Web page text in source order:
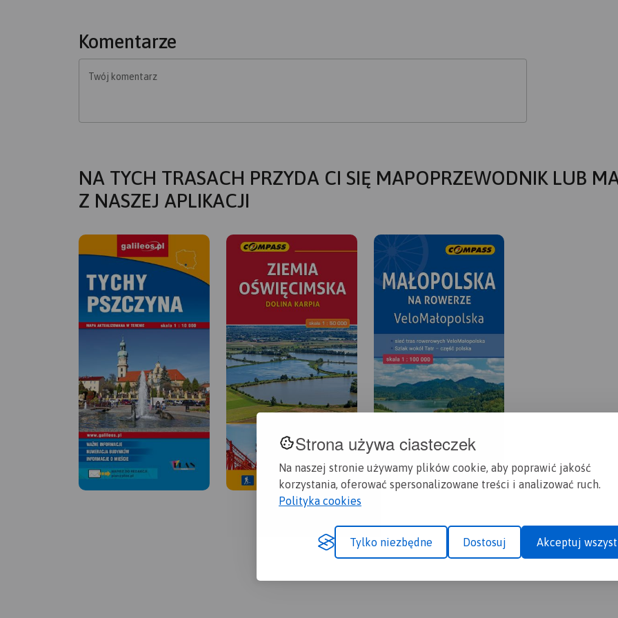
Strona używa ciasteczek
Na naszej stronie używamy plików cookie, aby poprawić jakość
korzystania, oferować spersonalizowane treści i analizować ruch.
Polityka cookies
Tylko niezbędne Dostosuj Akceptuj
Komentarze
Twój komentarz
NA TYCH TRASACH PRZYDA CI SIĘ MAPOPRZEWODNIK LUB
Z NASZEJ APLIKACJI